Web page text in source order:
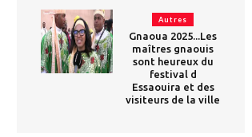
Autres
Gnaoua 2025...Les
maîtres gnaouis
sont heureux du
festival d
Essaouira et des
visiteurs de la ville